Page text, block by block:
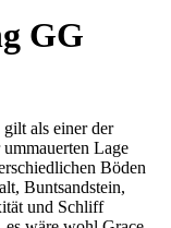
GG
als einer der
Lage
Böden
Buntsandstein,
und Schliff